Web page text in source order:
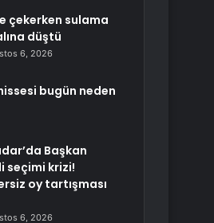
çekerken sulama
düştü
6, 2026
bugün neden
Başkan
seçimi krizi!
oy tartışması
6, 2026